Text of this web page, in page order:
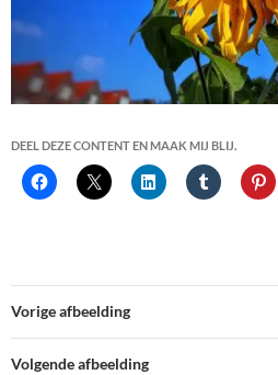
DEEL DEZE CONTENT EN MAAK MIJ BLIJ.
Vorige afbeelding
Volgende afbeelding